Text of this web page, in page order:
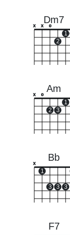
Dm7
x x o
2
1
Am
x o
2 3
1
Bb
x
1
3 3 3
F7